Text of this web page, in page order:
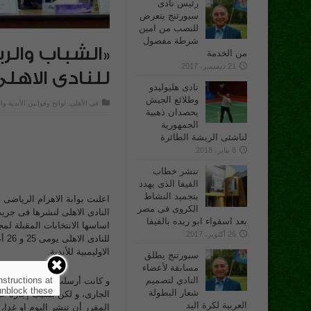
«الشباب
للنادى
في الأهلى لوائح وقوانين الأندية
اعلنت بوابة الاهرام
النادى الاهلى لنشرها فى
اساسها الانتخابات المقبلة
الاوليمبية للأندية.
و كانت أرسلت اللجنة
الجارى، و لكن بسبب إجازة
المقرر أن تنشر اليوم او
رئيس نادى
سبورتنج يتعرض
للنصب من امين
شرطة مفصول
من الخدمة
21 ديسمبر، 2017
نادى هليوليدو
وطلائع الجيش
يحصدان ذهبية
الجمهورية
لناشئى الريشة الطائرة
6 يناير، 2018
ننشر خطاب
الفيفا الذى يهدد
بتجميد النشاط
الكروى فى مصر
بعد اسقواء ابو ريده بالفيفا
26 أكتوبر، 2017
سبورتنج يطلق
مسابقة لأعضاء
النادي لتصميم
شعار البطولة
العربية لكرة اليد
at
these.